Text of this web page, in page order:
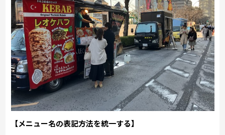
【メニュー名の表記方法を統一する】